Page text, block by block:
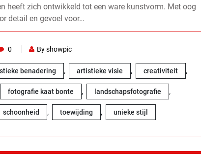
heeft zich ontwikkeld tot een ware kunstvorm. Met oog
detail en gevoel voor…
0 By showpic
benadering , artistieke visie , creativiteit ,
fotografie kaat bonte , landschapsfotografie ,
schoonheid , toewijding , unieke stijl